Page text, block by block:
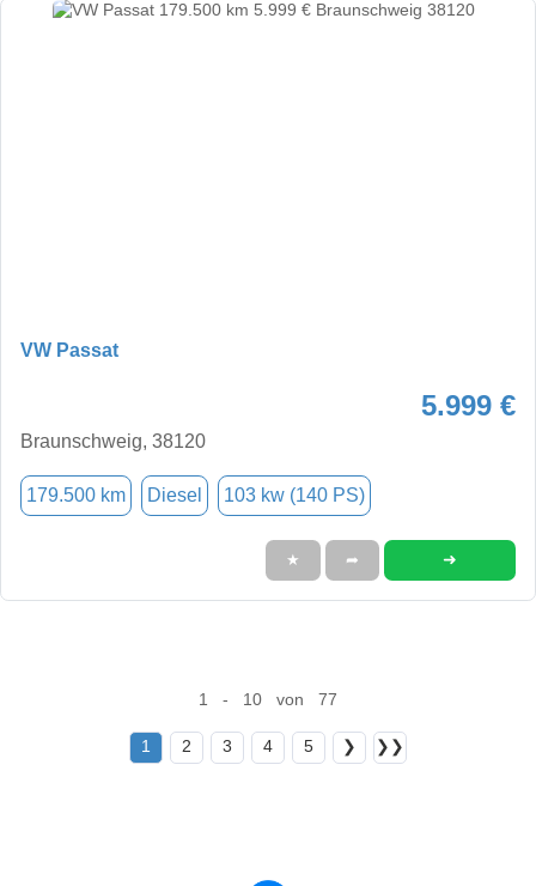
VW Passat
5.999 €
Braunschweig, 38120
179.500 km Diesel 103 kw (140 PS)
★ ➦ ➜
1 - 10 von 77
1 2 3 4 5 ❯ ❯❯